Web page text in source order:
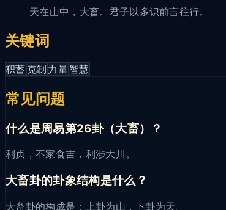
天在山中，大畜。君子以多识前言往行。
关键词
积蓄 克制 力量智慧
常见问题
什么是周易第26卦（大畜）？
利贞，不家食吉，利涉大川。
大畜卦的卦象结构是什么？
大畜卦的构成是：上卦为山，下卦为天。